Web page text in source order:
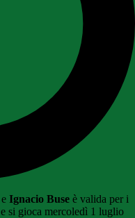
e Ignacio Buse è valida per i
e si gioca mercoledì 1 luglio